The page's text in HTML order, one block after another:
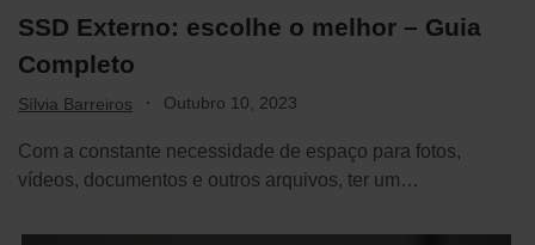
SSD Externo: escolhe o melhor – Guia
Completo
Sílvia Barreiros · Outubro 10, 2023
Com a constante necessidade de espaço para fotos,
vídeos, documentos e outros arquivos, ter um…